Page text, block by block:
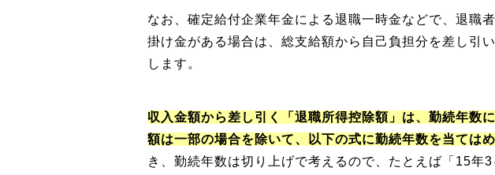
なお、確定給付企業年金による退職一時金などで、退職
掛け金がある場合は、総支給額から自己負担分を差し引
します。
収入金額から差し引く「退職所得控除額」は、勤続年数
額は一部の場合を除いて、以下の式に勤続年数を当てはめ
き、勤続年数は切り上げで考えるので、たとえば「15年3